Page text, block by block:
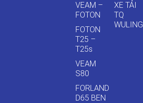
VEAM –
FOTON
FOTON
T25 –
T25s
VEAM
S80
FORLAND
D65 BEN
XE TẢI
TQ
WULING